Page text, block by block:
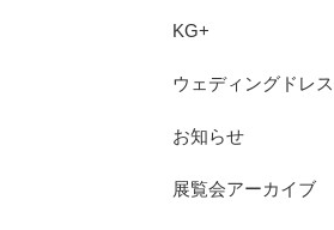
KG+
ウェディングドレス
お知らせ
展覧会アーカイブ